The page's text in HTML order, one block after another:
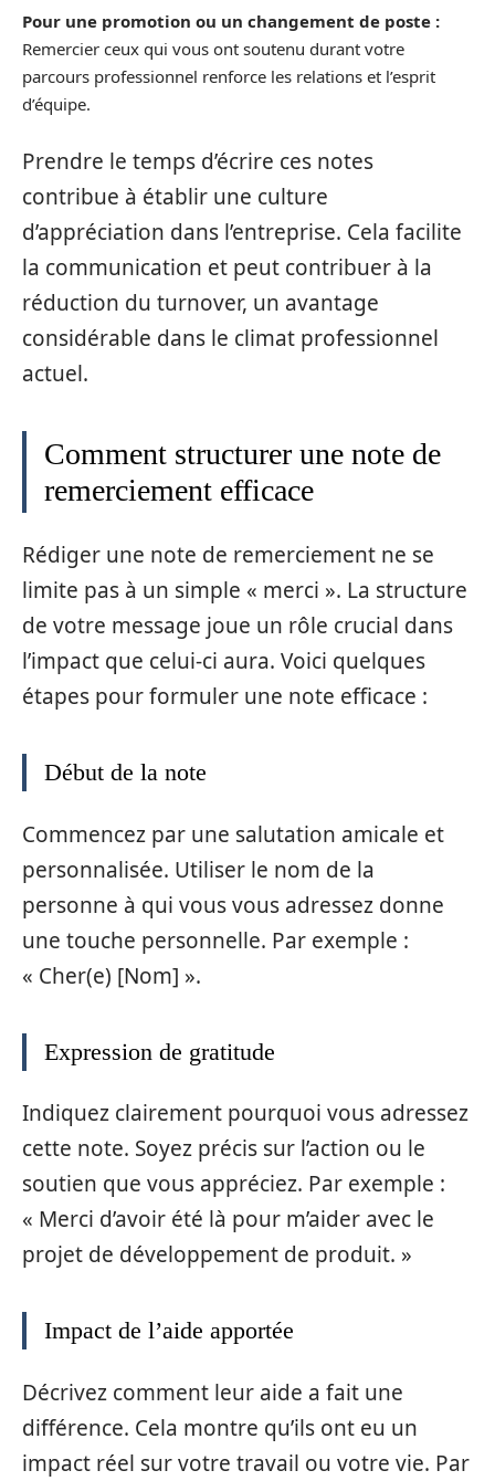
Pour une promotion ou un changement de poste :
Remercier ceux qui vous ont soutenu durant votre
parcours professionnel renforce les relations et l’esprit
d’équipe.
Prendre le temps d’écrire ces notes
contribue à établir une culture
d’appréciation dans l’entreprise. Cela facilite
la communication et peut contribuer à la
réduction du turnover, un avantage
considérable dans le climat professionnel
actuel.
Comment structurer une note de
remerciement efficace
Rédiger une note de remerciement ne se
limite pas à un simple « merci ». La structure
de votre message joue un rôle crucial dans
l’impact que celui-ci aura. Voici quelques
étapes pour formuler une note efficace :
Début de la note
Commencez par une salutation amicale et
personnalisée. Utiliser le nom de la
personne à qui vous vous adressez donne
une touche personnelle. Par exemple :
« Cher(e) [Nom] ».
Expression de gratitude
Indiquez clairement pourquoi vous adressez
cette note. Soyez précis sur l’action ou le
soutien que vous appréciez. Par exemple :
« Merci d’avoir été là pour m’aider avec le
projet de développement de produit. »
Impact de l’aide apportée
Décrivez comment leur aide a fait une
différence. Cela montre qu’ils ont eu un
impact réel sur votre travail ou votre vie. Par